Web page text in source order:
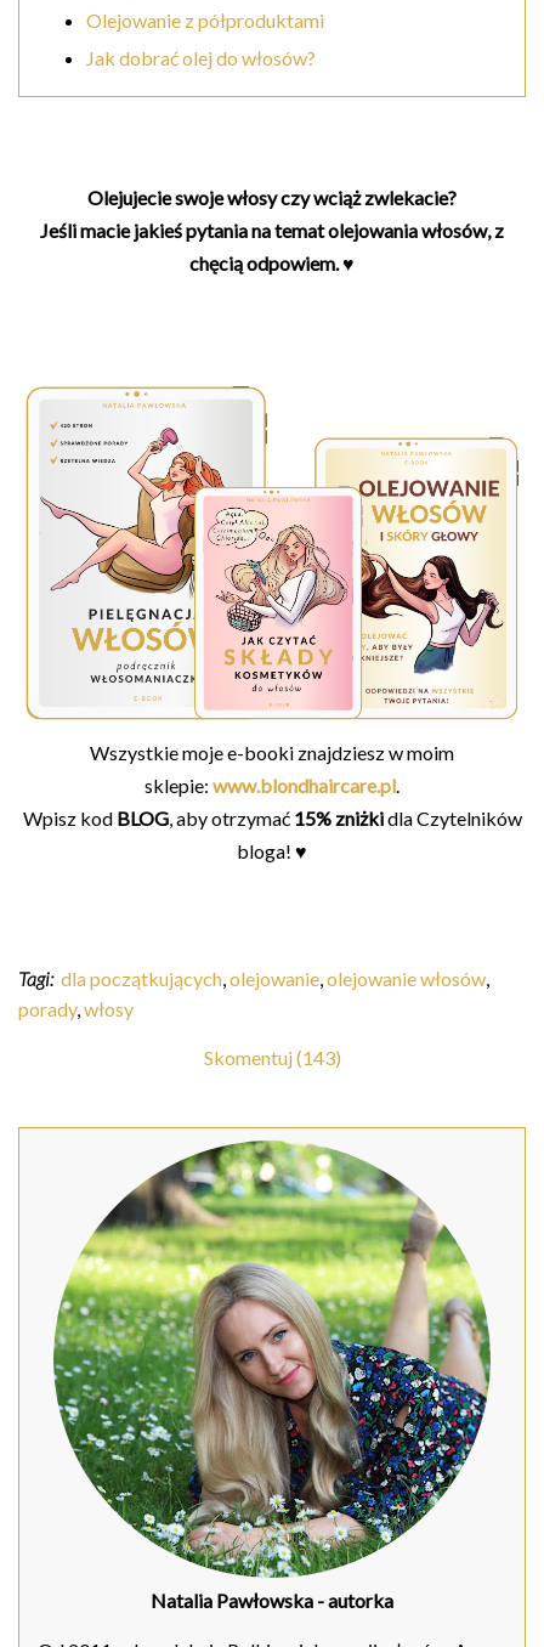
Olejowanie z półproduktami
Jak dobrać olej do włosów?
Olejujecie swoje włosyczy wciąż zwlekacie?
Jeśli macie jakieś pytania na temat olejowania włosów, z
chęcią odpowiem. ♥
Wszystkie moje e-booki znajdziesz w moim
sklepie: www.blondhaircare.pl
Wpisz kod BLOG, aby otrzymać 15% zniżkidla Czytelników
bloga! ♥
Tagi: dla początkujących olejowanie olejowanie włosów
porady, włosy
Skomentuj (143)
Natalia Pawłowska - autorka